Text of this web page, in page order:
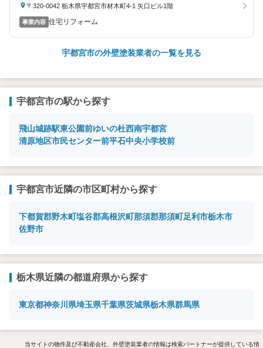
〒320-0042 栃木県宇都宮市材木町4-1 矢口ビル1階
事業内容 住宅リフォーム
宇都宮市の外壁塗装業者の一覧を見る
宇都宮市の駅から探す
飛山城跡駅東公園前ゆいの杜西南宇都宮
清原地区市民センター前平石中央小学校前
宇都宮市近隣の市区町村から探す
下都賀郡野木町塩谷郡高根沢町那須郡那須町足利市栃木市
佐野市
栃木県近隣の都道府県から探す
東京都神奈川県埼玉県千葉県茨城県栃木県群馬県
当サイトの物件及び不動産会社、外壁塗装業者の情報は検索パートナーが提供している情